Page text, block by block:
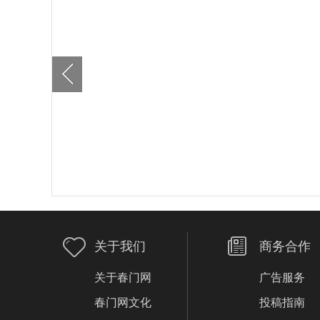
关于我们
关于春门网
春门网文化
商务合作
广告服务
投稿指南